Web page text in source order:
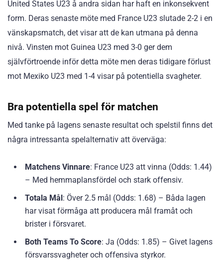
United States U23 å andra sidan har haft en inkonsekvent
form. Deras senaste möte med France U23 slutade 2-2 i en
vänskapsmatch, det visar att de kan utmana på denna
nivå. Vinsten mot Guinea U23 med 3-0 ger dem
självförtroende inför detta möte men deras tidigare förlust
mot Mexiko U23 med 1-4 visar på potentiella svagheter.
Bra potentiella spel för matchen
Med tanke på lagens senaste resultat och spelstil finns det
några intressanta spelalternativ att överväga:
Matchens Vinnare: France U23 att vinna (Odds: 1.44)
– Med hemmaplansfördel och stark offensiv.
Totala Mål: Över 2.5 mål (Odds: 1.68) – Båda lagen
har visat förmåga att producera mål framåt och
brister i försvaret.
Both Teams To Score: Ja (Odds: 1.85) – Givet lagens
försvarssvagheter och offensiva styrkor.